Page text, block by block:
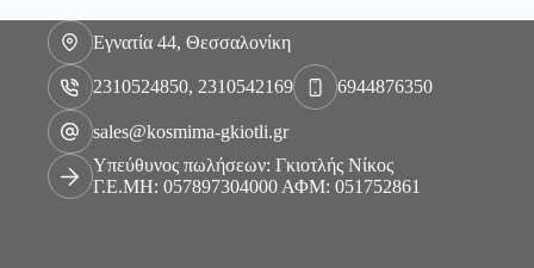
Εγνατία 44, Θεσσαλονίκη
2310524850, 2310542169 6944876350
sales@kosmima-gkiotli.gr
Υπεύθυνος πωλήσεων: Γκιοτλής Νίκος
Γ.Ε.ΜΗ: 057897304000 ΑΦΜ: 051752861